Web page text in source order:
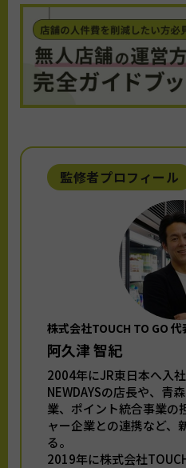
監修者プロフィール
株式会社TOUCH TO GO
阿久津 智紀
2004年にJR東日本へ入
NEWDAYSの店長や、青
業、ポイント統合事業の
ャー企業との連携など、
る。
2019年に株式会社